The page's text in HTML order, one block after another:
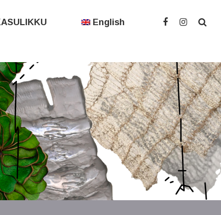
English